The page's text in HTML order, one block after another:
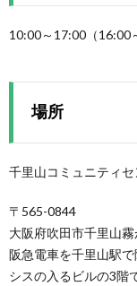
10:00～17:00（16:00
場所
千里山コミュニティセ
〒565-0844
大阪府吹田市千里山
阪急電車を千里山駅
シスの入るビルの3階